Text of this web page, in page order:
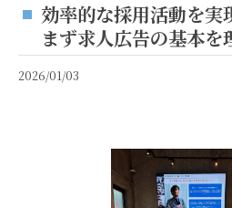
効率的な採用活動を実
まず求人広告の基本を
2026/01/03